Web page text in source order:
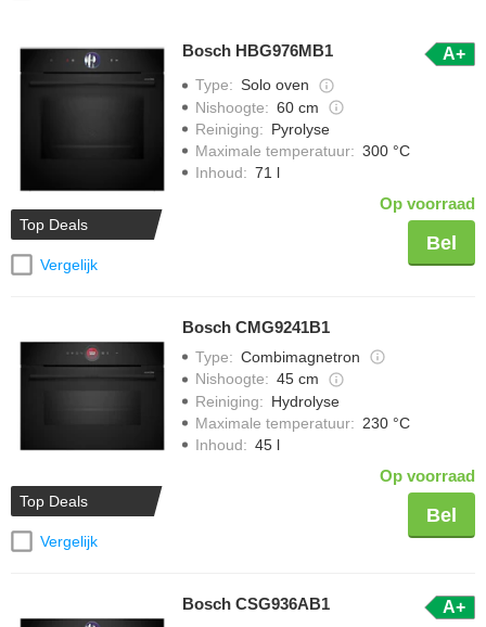
Top Deals
Vergelijk
Bosch HBG976MB1 A+
Type: Solo oven
Nishoogte: 60 cm
Reiniging: Pyrolyse
Maximale temperatuur: 300 °C
Inhoud: 71 l
Op voorraad
Bel
Top Deals
Vergelijk
Bosch CMG9241B1
Type: Combimagnetron
Nishoogte: 45 cm
Reiniging: Hydrolyse
Maximale temperatuur: 230 °C
Inhoud: 45 l
Op voorraad
Bel
Bosch CSG936AB1 A+